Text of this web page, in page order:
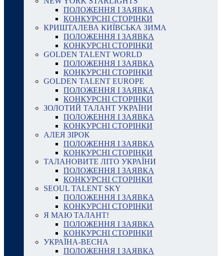
ПОЛОЖЕННЯ І ЗАЯВКА
КОНКУРСНІ СТОРІНКИ
КРИШТАЛЕВА КИЇВСЬКА ЗИМА
ПОЛОЖЕННЯ І ЗАЯВКА
КОНКУРСНІ СТОРІНКИ
GOLDEN TALENT WORLD
ПОЛОЖЕННЯ І ЗАЯВКА
КОНКУРСНІ СТОРІНКИ
GOLDEN TALENT EUROPE
ПОЛОЖЕННЯ І ЗАЯВКА
КОНКУРСНІ СТОРІНКИ
ЗОЛОТИЙ ТАЛАНТ УКРАЇНИ
ПОЛОЖЕННЯ І ЗАЯВКА
КОНКУРСНІ СТОРІНКИ
АЛЕЯ ЗІРОК
ПОЛОЖЕННЯ І ЗАЯВКА
КОНКУРСНІ СТОРІНКИ
ТАЛАНОВИТЕ ЛІТО УКРАЇНИ
ПОЛОЖЕННЯ І ЗАЯВКА
КОНКУРСНІ СТОРІНКИ
SEOUL TALENT SKY
ПОЛОЖЕННЯ І ЗАЯВКА
КОНКУРСНІ СТОРІНКИ
Я МАЮ ТАЛАНТ!
ПОЛОЖЕННЯ І ЗАЯВКА
КОНКУРСНІ СТОРІНКИ
УКРАЇНА-ВЕСНА
ПОЛОЖЕННЯ І ЗАЯВКА